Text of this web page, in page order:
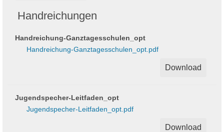
Handreichungen
Handreichung-Ganztagesschulen_opt
Handreichung-Ganztagesschulen_opt.pdf
Download
Jugendspecher-Leitfaden_opt
Jugendspecher-Leitfaden_opt.pdf
Download